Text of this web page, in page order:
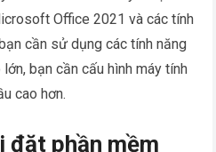
Office 2021 và các tính
cần sử dụng các tính năng
bạn cần cấu hình máy tính
cao hơn.
đặt phần mềm